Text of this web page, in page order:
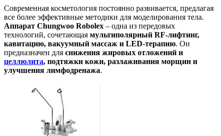
Современная косметология постоянно развивается, предлагая
все более эффективные методики для моделирования тела.
Аппарат Chungwoo Robolex – одна из передовых
технологий, сочетающая мультиполярный RF-лифтинг,
кавитацию, вакуумный массаж и LED-терапию. Он
предназначен для снижения жировых отложений и
целлюлита, подтяжки кожи, разлаживания морщин и
улучшения лимфодренажа.